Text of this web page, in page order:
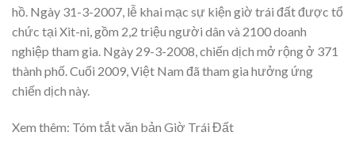
hồ. Ngày 31-3-2007, lễ khai mạc sự kiện giờ trái đất được tổ
chức tại Xit-ni, gồm 2,2 triệu người dân và 2100 doanh
nghiệp tham gia. Ngày 29-3-2008, chiến dịch mở rộng ở 371
thành phố. Cuối 2009, Việt Nam đã tham gia hưởng ứng
chiến dịch này.
Xem thêm: Tóm tắt văn bản Giờ Trái Đất